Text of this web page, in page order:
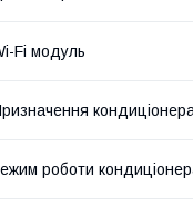
Fi модуль
роботи